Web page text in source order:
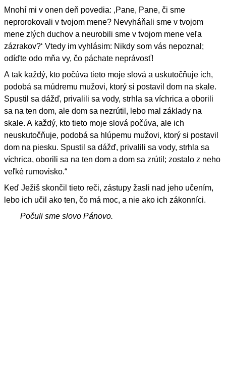
Mnohí mi v onen deň povedia: ‚Pane, Pane, či sme
neprorokovali v tvojom mene? Nevyháňali sme v tvojom
mene zlých duchov a neurobili sme v tvojom mene veľa
zázrakov?‘ Vtedy im vyhlásim: Nikdy som vás nepoznal;
odíďte odo mňa vy, čo páchate neprávosť!
A tak každý, kto počúva tieto moje slová a uskutočňuje ich,
podobá sa múdremu mužovi, ktorý si postavil dom na skale.
Spustil sa dážď, privalili sa vody, strhla sa víchrica a oborili
sa na ten dom, ale dom sa nezrútil, lebo mal základy na
skale. A každý, kto tieto moje slová počúva, ale ich
neuskutočňuje, podobá sa hlúpemu mužovi, ktorý si postavil
dom na piesku. Spustil sa dážď, privalili sa vody, strhla sa
víchrica, oborili sa na ten dom a dom sa zrútil; zostalo z neho
veľké rumovisko.“
Keď Ježiš skončil tieto reči, zástupy žasli nad jeho učením,
lebo ich učil ako ten, čo má moc, a nie ako ich zákonníci.
Počuli sme slovo Pánovo.